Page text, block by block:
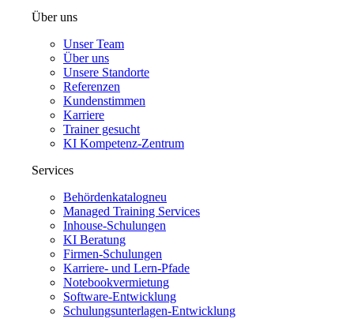
Über uns
Unser Team
Über uns
Unsere Standorte
Referenzen
Kundenstimmen
Karriere
Trainer gesucht
KI Kompetenz-Zentrum
Services
Behördenkatalogneu
Managed Training Services
Inhouse-Schulungen
KI Beratung
Firmen-Schulungen
Karriere- und Lern-Pfade
Notebookvermietung
Software-Entwicklung
Schulungsunterlagen-Entwicklung